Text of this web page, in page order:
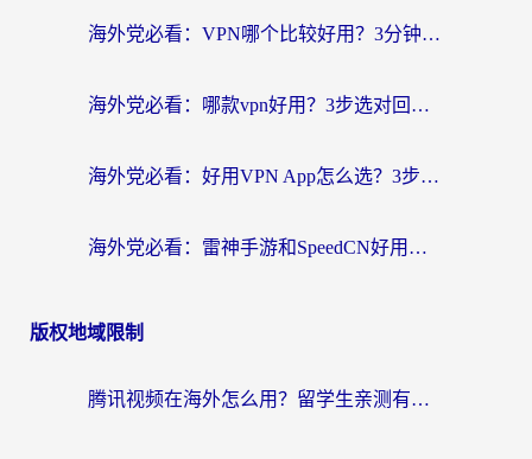
海外党必看：VPN哪个比较好用？3分钟找到适合你的回国加速方案
海外党必看：哪款vpn好用？3步选对回国加速器，无缝刷剧玩游戏
海外党必看：好用VPN App怎么选？3步教你无缝访问国内资源
海外党必看：雷神手游和SpeedCN好用吗？3招选对回国加速器无缝刷国内资源
版权地域限制
腾讯视频在海外怎么用？留学生亲测有效的回国加速器攻略